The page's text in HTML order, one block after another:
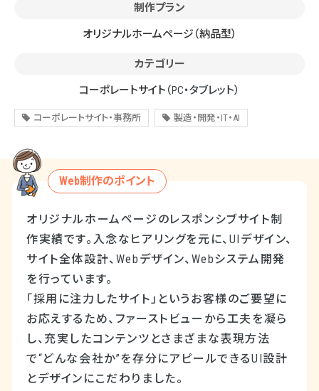
制作プラン
オリジナルホームページ（納品型）
カテゴリー
コーポレートサイト （PC・タブレット）
コーポレートサイト・事務所 製造・開発・IT・AI
Web制作のポイント
オリジナルホームページのレスポンシブサイト制
作実績です。入念なヒアリングを元に、UIデザイン、
サイト全体設計、Webデザイン、Webシステム開発
を行っています。
「採用に注力したサイト」というお客様のご要望に
お応えするため、ファーストビューから工夫を凝ら
し、充実したコンテンツとさまざまな表現方法
で“どんな会社か”を存分にアピールできるUI設計
とデザインにこだわりました。